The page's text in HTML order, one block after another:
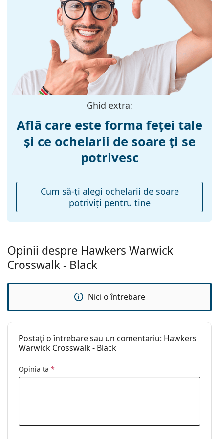
Culoarea ramei: Negru
secundară a
Auriu
Metal/Plastic
Mărime:
L
145 mm
brațelor:
145 mm
20 mm
Greutate:
110 g
pentru nas:
Nu
Balama flexibilă: Nu
Suport:
Nu
Lavetă pentru
curățat:
Nu
Brand:
Hawkers
Utilizare:
Cod:
Ghid extra:
Află care este forma feței tale
și ce ochelarii de soare ți se
potrivesc
Cum să-ţi alegi ochelarii de soare
potriviţi pentru tine
Opinii despre Hawkers Warwick
Crosswalk - Black
Nici o întrebare
Postați o întrebare sau un comentariu: Hawkers
Warwick Crosswalk - Black
Opinia ta *